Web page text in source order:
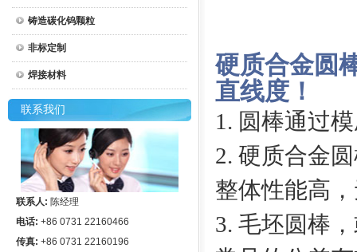
铸造碳化钨颗粒
非标定制
焊接材料
联系我们
联系人: 陈经理
电话: +86 0731 22160466
传真: +86 0731 22160196
硬质合金圆
直线度！
1 . 圆棒通过
2. 硬质合金
整体性能高
3. 毛坯圆棒